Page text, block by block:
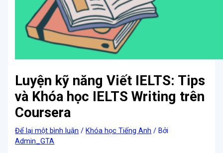
Luyện kỹ năng Viết IELTS: Tips
và Khóa học IELTS Writing trên
Coursera
Để lại một bình luận /Khóa học Tiếng Anh / Bởi
Admin_GTA